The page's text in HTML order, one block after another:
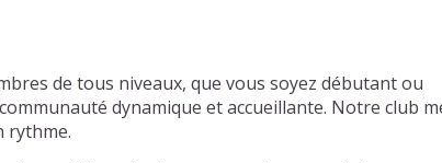
de tous niveaux, que vous soyez débutant ou
dynamique et accueillante. Notre club
rythme.